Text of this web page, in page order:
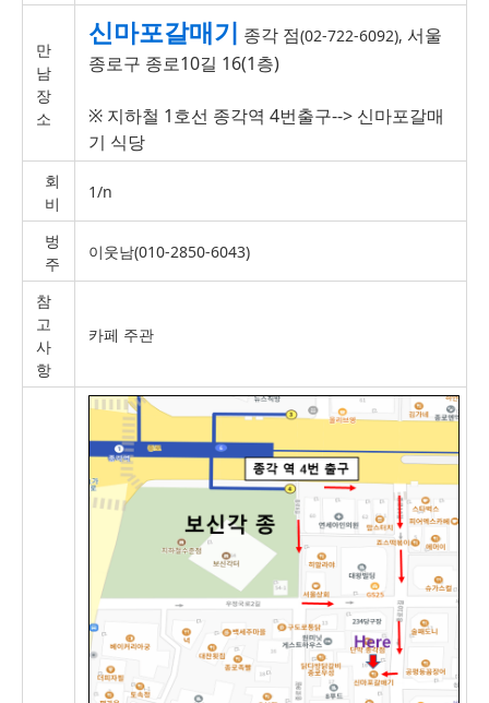
만
남
장
소
신마포갈매기 종각 점(02-722-6092), 서울
종로구 종로10길 16(1층)
※ 지하철 1호선 종각역 4번출구--> 신마포갈매
기 식당
회
비
1/n
벙
주
이웃남(010-2850-6043)
참
고
사
항
카페 주관